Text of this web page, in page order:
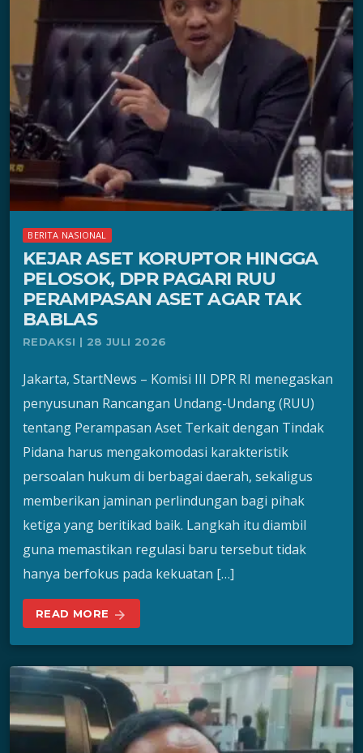
BERITA NASIONAL
KEJAR ASET KORUPTOR HINGGA
PELOSOK, DPR PAGARI RUU
PERAMPASAN ASET AGAR TAK
BABLAS
REDAKSI | 28 JULI 2026
Jakarta, StartNews – Komisi III DPR RI menegaskan
penyusunan Rancangan Undang-Undang (RUU)
tentang Perampasan Aset Terkait dengan Tindak
Pidana harus mengakomodasi karakteristik
persoalan hukum di berbagai daerah, sekaligus
memberikan jaminan perlindungan bagi pihak
ketiga yang beritikad baik. Langkah itu diambil
guna memastikan regulasi baru tersebut tidak
hanya berfokus pada kekuatan […]
READ MORE arrow_forward